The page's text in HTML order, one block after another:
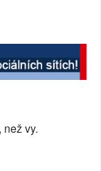
vy.